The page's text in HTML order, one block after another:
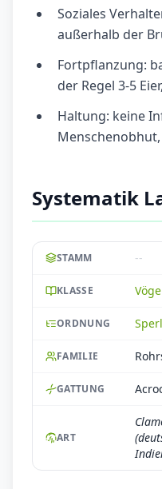
Soziales
außerhalb der
Fortpflanzung:
der Regel 3-5
Haltung: keine
Systematik
STAMM --
KLASSE
ORDNUNG
FAMILIE
GATTUNG
ART